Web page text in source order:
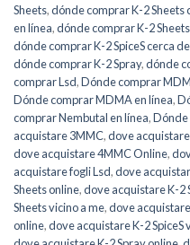
Sheets,dónde comprar K-2 Sheets
en línea,dónde comprar K-2
dónde comprar K-2 SpiceS cerca
dónde comprar K-2 Spray,dónde
comprar Lsd,Dónde comprar
Dónde comprar MDMA en línea,
comprar Nembutal en línea,Dónde
acquistare 3MMC,dove
dove acquistare 4MMC Online,
acquistare fogli Lsd,dove
Sheets online,dove acquistare K-2
Sheets vicino a me,dove acquistare
online,dove acquistare K-2 SpiceS